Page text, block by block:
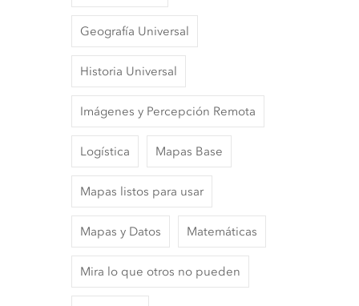
Geografía Universal
Historia Universal
Imágenes y Percepción Remota
Logística Mapas Base
Mapas listos para usar
Mapas y Datos Matemáticas
Mira lo que otros no pueden